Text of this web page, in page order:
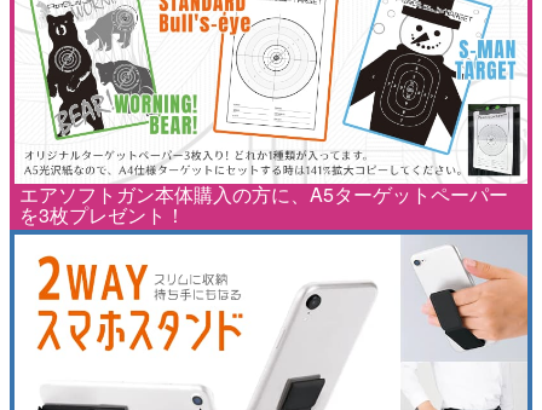
エアソフトガン本体購入の方に、A5ターゲットペーパー
を3枚プレゼント！